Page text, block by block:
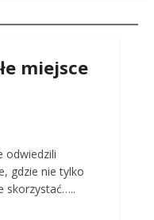
miejsce
odwiedzili
gdzie nie tylko
skorzystać…..